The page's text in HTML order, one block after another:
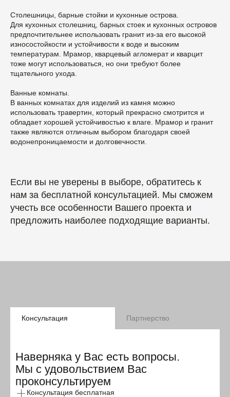
Столешницы, барные стойки и кухонные острова.
Для кухонных столешниц, барных стоек и кухонных островов
предпочтительнее использовать гранит из-за его высокой
износостойкости и устойчивости к воде и высоким
температурам. Мрамор, кварцевый агломерат и кварцит
тоже могут использоваться, но они требуют более
тщательного ухода.
Ванные комнаты.
В ванных комнатах для изделий из камня можно
использовать травертин, который прекрасно смотрится и
обладает хорошей устойчивостью к влаге. Мрамор и гранит
также являются отличным выбором благодаря своей
водонепроницаемости и долговечности.
Если вы не уверены в выборе, обратитесь к
нам за бесплатной консультацией. Мы сможем
учесть все особенности Вашего проекта и
предложить наиболее подходящие варианты.
Консультация Партнерство
Наверняка у Вас есть вопросы.
Мы с удовольствием Вас
проконсультируем
Консультация бесплатная